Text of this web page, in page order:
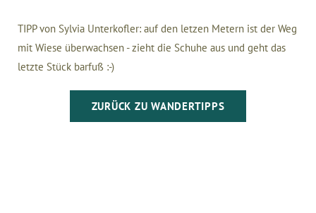
TIPP von Sylvia Unterkofler: auf den letzen Metern ist der Weg
mit Wiese überwachsen - zieht die Schuhe aus und geht das
letzte Stück barfuß :-)
ZURÜCK ZU WANDERTIPPS